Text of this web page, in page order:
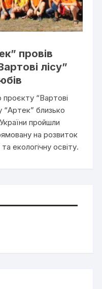
провів
лісу”
“Вартові
“Артек” близько
пройшли
на розвиток
екологічну освіту.